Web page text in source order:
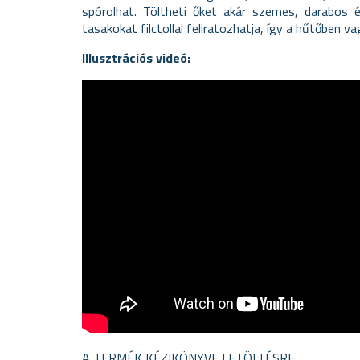
spórolhat. Töltheti őket akár szemes, darabos
tasakokat filctollal feliratozhatja, így a hűtőben
Illusztrációs videó: